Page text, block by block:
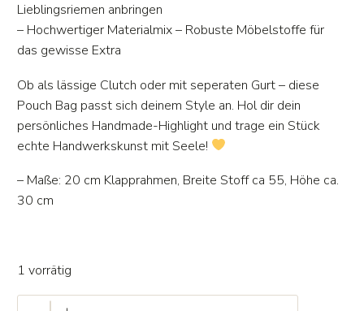
Lieblingsriemen anbringen
– Hochwertiger Materialmix – Robuste Möbelstoffe für
das gewisse Extra
Ob als lässige Clutch oder mit seperaten Gurt – diese
Pouch Bag passt sich deinem Style an. Hol dir dein
persönliches Handmade-Highlight und trage ein Stück
echte Handwerkskunst mit Seele!
– Maße: 20 cm Klapprahmen, Breite Stoff ca 55, Höhe ca.
30 cm
1 vorrätig
Pouch